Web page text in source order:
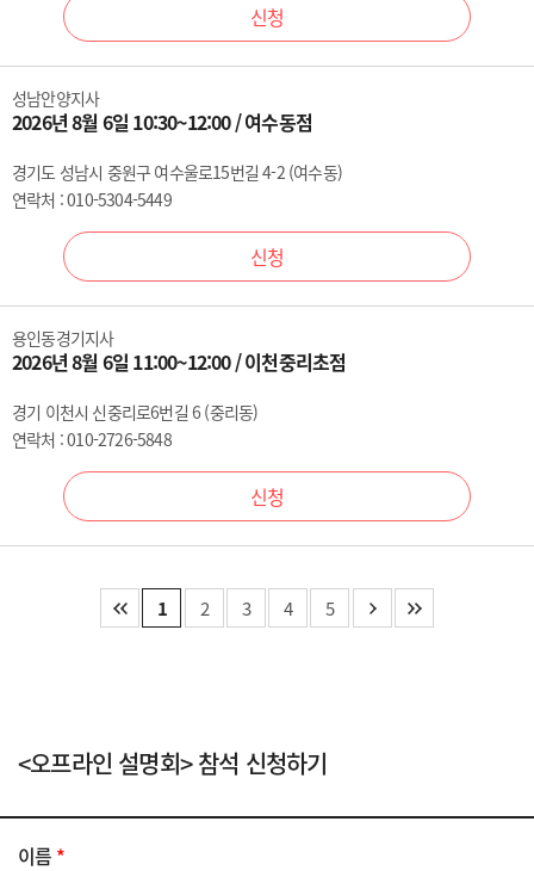
신청
성남안양지사
2026년 8월 6일 10:30~12:00 / 여수동점
경기도 성남시 중원구 여수울로15번길 4-2 (여수동)
연락처 : 010-5304-5449
신청
용인동경기지사
2026년 8월 6일 11:00~12:00 / 이천중리초점
경기 이천시 신중리로6번길 6 (중리동)
연락처 : 010-2726-5848
신청
1 2 3 4 5
<오프라인 설명회> 참석 신청하기
이름 *